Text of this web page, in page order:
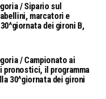
/ Sipario sul
marcatori e
dei gironi B,
/ Campionato ai
il programma
30^giornata dei gironi